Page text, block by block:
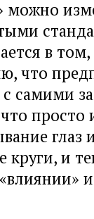
можно
в
что
самими
просто
глаз
круги, и
и